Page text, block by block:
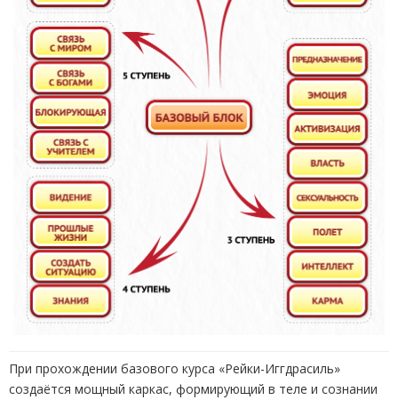
При прохождении базового курса «Рейки-Иггдрасиль»
создаётся мощный каркас, формирующий в теле и сознании